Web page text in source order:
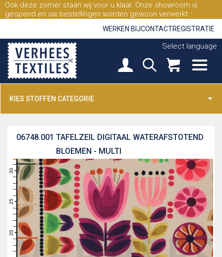
Ook deze zomer staan wij voor u klaar. Onze showroom is
geopend en uw bestellingen worden gewoon verwerkt.
WERKEN BIJCONTACTREGISTRATIE
Select language
KIES STOFFEN CATEGORIE
TAFELZEIL DIGITAAL WATERAFSTOTEND
BLOEMEN - MULTI
06748.001
18
19
20
21
23
24
25
26
27
30
31